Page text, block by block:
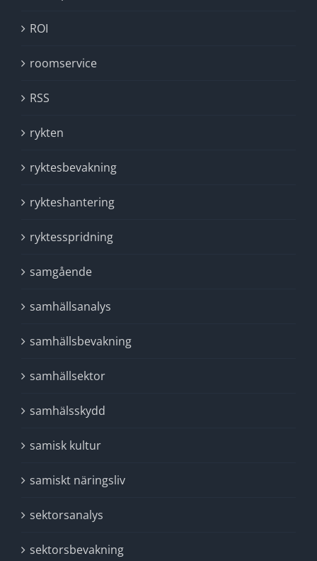
ROI
roomservice
RSS
rykten
ryktesbevakning
rykteshantering
ryktesspridning
samgående
samhällsanalys
samhällsbevakning
samhällsektor
samhälsskydd
samisk kultur
samiskt näringsliv
sektorsanalys
sektorsbevakning